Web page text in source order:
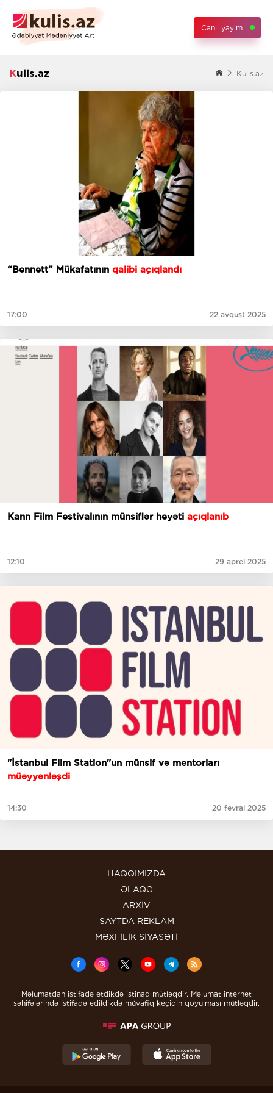
Canlı yayım
Kulis.az Kulis.az
“Bennett” Mükafatının qalibi açıqlandı
17:00 22 avqust 2025
Kann Film Festivalının münsiflər heyəti açıqlanıb
12:10 29 aprel 2025
"İstanbul Film Station"un münsif və mentorları
müəyyənləşdi
14:30 20 fevral 2025
HAQQIMIZDA
ƏLAQƏ
ARXİV
SAYTDA REKLAM
MƏXFİLİK SİYASƏTİ
Məlumatdan istifadə etdikdə istinad mütləqdir. Məlumat internet
səhifələrində istifadə edildikdə müvafiq keçidin qoyulması mütləqdir.